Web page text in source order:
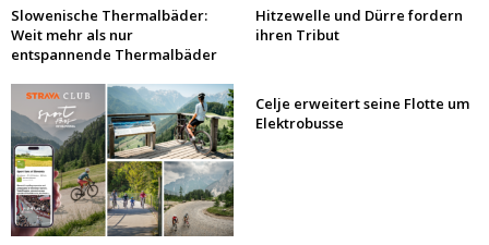
Slowenische Thermalbäder:
Weit mehr als nur
entspannende Thermalbäder
Hitzewelle und Dürre fordern
ihren Tribut
Celje erweitert seine Flotte um
Elektrobusse